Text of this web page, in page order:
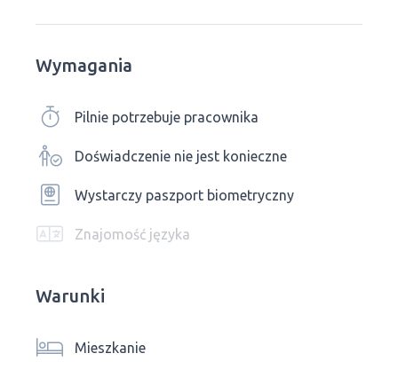
Wymagania
Pilnie potrzebuje pracownika
Doświadczenie nie jest konieczne
Wystarczy paszport biometryczny
Znajomość języka
Warunki
Mieszkanie